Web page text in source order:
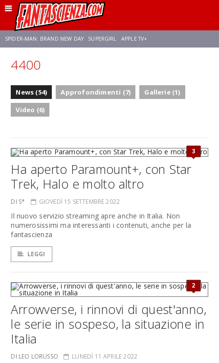
SPIDER-MAN: BRAND NEW DAY SUPERGIRL APPLE TV+
FRANCO RICCIARDIELLO
NETFLIX SADIE SINK
4400
News (54) Approfondimenti (7)
Gallerie (1)
Video (6)
3
Ha aperto Paramount+, con Star
Trek, Halo e molto altro
DI S* GIOVEDÌ 15 SETTEMBRE 2022
Il nuovo servizio streaming apre anche in Italia. Non
numerosissimi ma interessanti i contenuti, anche per la
fantascienza
LEGGI
2
Arrowverse, i rinnovi di quest'anno,
le serie in sospeso, la situazione in
Italia
DI LEO LORUSSO LUNEDÌ 11 APRILE 2022